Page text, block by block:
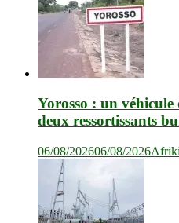
Yorosso : un
deux ressortissants
06/08/202606/08/2026